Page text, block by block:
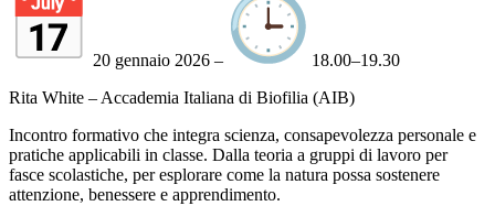
20 gennaio 2026 –
18.00–19.30
Rita White – Accademia Italiana di Biofilia (AIB)
Incontro formativo che integra scienza, consapevolezza personale e
pratiche applicabili in classe. Dalla teoria a gruppi di lavoro per
fasce scolastiche, per esplorare come la natura possa sostenere
attenzione, benessere e apprendimento.